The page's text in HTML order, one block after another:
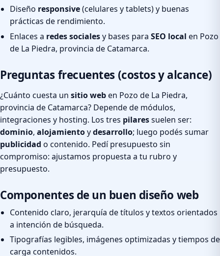
Diseño responsive(celulares y tablets) y buenas
prácticas de rendimiento.
Enlaces a redes socialesy bases para SEO local en Pozo
de La Piedra, provincia de Catamarca.
Preguntas frecuentes (costos y alcance)
¿Cuánto cuesta un sitio weben Pozo de La Piedra,
provincia de Catamarca? Depende de módulos,
integraciones y hosting. Los tres pilaressuelen ser:
dominio, alojamientoydesarrollo; luego podés sumar
publicidad o contenido. Pedí presupuesto sin
compromiso: ajustamos propuesta a tu rubro y
presupuesto.
Componentes de un buen diseño web
Contenido claro, jerarquía de títulos y textos orientados
a intención de búsqueda.
Tipografías legibles, imágenes optimizadas y tiempos de
carga contenidos.